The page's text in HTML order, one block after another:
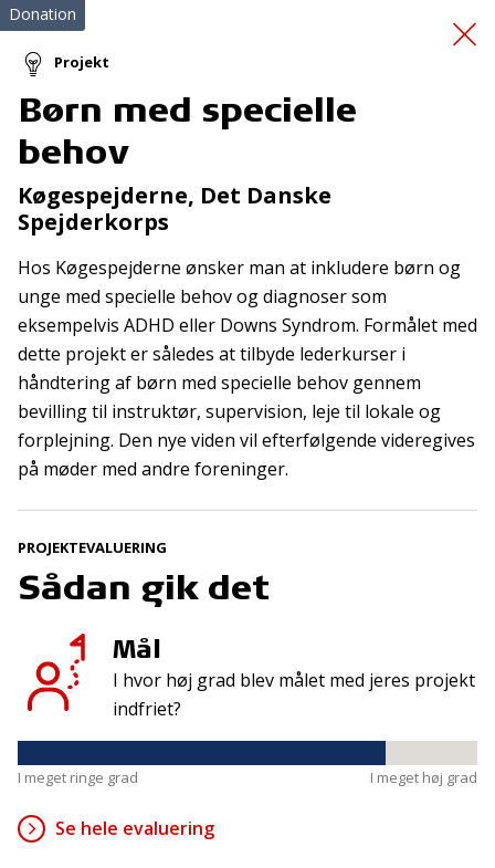
Skolestyrken -
Forankring
Donation
Projekt
Børn med specielle
behov
Køgespejderne, Det Danske
Spejderkorps
Hos Køgespejderne ønsker man at inkludere børn og
unge med specielle behov og diagnoser som
eksempelvis ADHD eller Downs Syndrom. Formålet med
dette projekt er således at tilbyde lederkurser i
håndtering af børn med specielle behov gennem
bevilling til instruktør, supervision, leje til lokale og
forplejning. Den nye viden vil efterfølgende videregives
på møder med andre foreninger.
PROJEKTEVALUERING
Sådan gik det
Mål
I hvor høj grad blev målet med jeres projekt
indfriet?
I meget ringe grad I meget høj grad
Se hele evaluering
Tilmeld nyhedsbrev
De seneste nyheder om TrygFondens og TryghedsGruppens
aktiviteter direkte i din indbakke.
Kontakt
TrygFonden
T:45 26 08 00
info@trygfonden.dk
T:45 26 08 26
Denmark